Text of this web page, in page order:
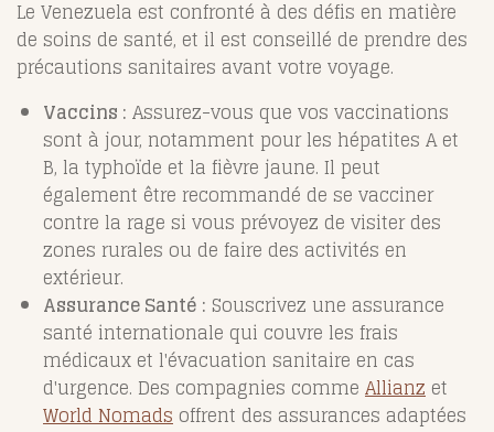
Le Venezuela est confronté à des défis en matière
de soins de santé, et il est conseillé de prendre des
précautions sanitaires avant votre voyage.
Vaccins : Assurez-vous que vos vaccinations
sont à jour, notamment pour les hépatites A et
B, la typhoïde et la fièvre jaune. Il peut
également être recommandé de se vacciner
contre la rage si vous prévoyez de visiter des
zones rurales ou de faire des activités en
extérieur.
Assurance Santé : Souscrivez une assurance
santé internationale qui couvre les frais
médicaux et l'évacuation sanitaire en cas
d'urgence. Des compagnies comme Allianz et
World Nomads offrent des assurances adaptées